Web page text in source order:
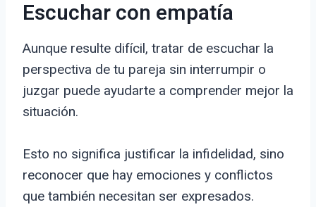
Escuchar con empatía
Aunque resulte difícil, tratar de escuchar la
perspectiva de tu pareja sin interrumpir o
juzgar puede ayudarte a comprender mejor la
situación.
Esto no significa justificar la infidelidad, sino
reconocer que hay emociones y conflictos
que también necesitan ser expresados.